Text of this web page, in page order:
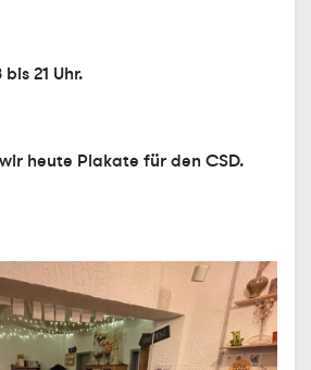
21 Uhr.
heute Plakate für den CSD.